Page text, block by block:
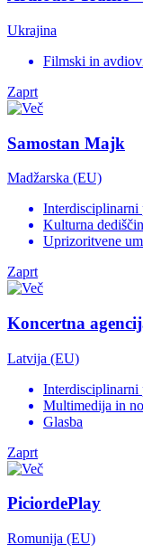
Ukrajina
Filmski in
Zaprt
Samostan Majk
Madžarska (EU)
Interdisciplinarni
Kulturna
Uprizoritvene
Zaprt
Koncertna
Latvija (EU)
Interdisciplinarni
Multimedija in
Glasba
Zaprt
PiciordePlay
Romunija (EU)